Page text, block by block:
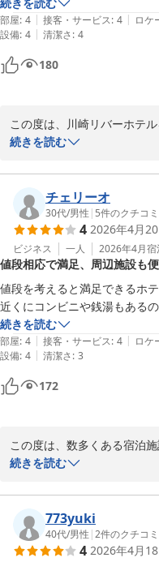
お近くまでお越しになられ
い。
お客様のまたのお越しを、心
2026-02-17
部屋: 4 | 接客・サービス: 4 | ロケ
設備: 4 | 清潔さ: 4
180
この度は、川崎リバーホテ
感想をお寄せ頂き、重ねて
サービスの朝食は、長く続
足頂けている様で、嬉しく思
また、お近くまでお越しに
利用頂きます様に重ねてお願
お客様のご来館を、スタッフ
川崎リバーホテル
2026-04-29
続きを読む
チェリーオ
30代/男性 | 5件のクチコミ
4 2026年4月
ビジネス 一人 2026年4月宿
値段相応で満足、周辺施設も
値段を考えると満足できるホテ
続きを読む
部屋: 4 | 接客・サービス: 4 | ロケ
設備: 4 | 清潔さ: 3
172
この度は、数多くある宿泊
していただき誠に有難うござ
ます。
お客様のご投稿を拝見し、
フ一同大変喜んでおります。
続きを読む
773yuki
40代/男性 |2件のクチコミ
4 2026年4月